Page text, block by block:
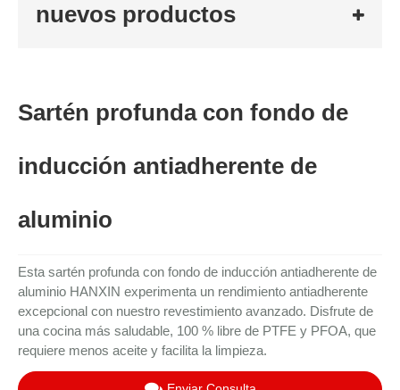
nuevos productos
Sartén profunda con fondo de
inducción antiadherente de
aluminio
Esta sartén profunda con fondo de inducción antiadherente de
aluminio HANXIN experimenta un rendimiento antiadherente
excepcional con nuestro revestimiento avanzado. Disfrute de
una cocina más saludable, 100 % libre de PTFE y PFOA, que
requiere menos aceite y facilita la limpieza.